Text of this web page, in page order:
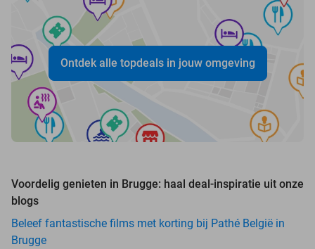
Ontdek alle topdeals in jouw omgeving
Voordelig genieten in Brugge: haal deal-inspiratie uit onze
blogs
Beleef fantastische films met korting bij Pathé België in
Brugge